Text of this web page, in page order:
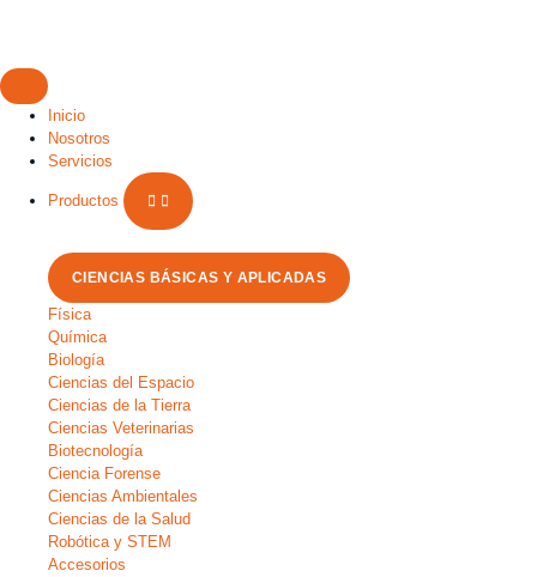
Inicio
Nosotros
Servicios
Productos
CIENCIAS BÁSICAS Y APLICADAS
Física
Química
Biología
Ciencias del Espacio
Ciencias de la Tierra
Ciencias Veterinarias
Biotecnología
Ciencia Forense
Ciencias Ambientales
Ciencias de la Salud
Robótica y STEM
Accesorios